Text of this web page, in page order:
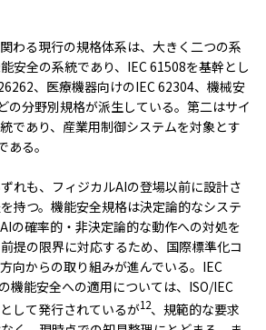
わる現行の規格体系は、大きく二つの系
安全の系統であり、IEC 61508を基幹とし
、医療機器向けのIEC 62304、機械安
の分野別規格が派生している。第二はサイ
であり、産業用制御システムを対象とす
る。
れも、フィジカルAIの登場以前に設計さ
持つ。機能安全規格は決定論的なシステ
の確率的・非決定論的な動作への対処を
提の限界に対応するため、国際標準化コ
向からの取り組みが進んでいる。IEC
機能安全への適用については、ISO/IEC
して発行されているが12、規範的な要求